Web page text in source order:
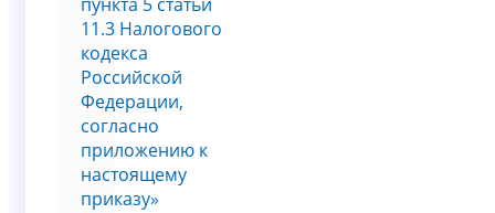
11.3 Налогового
кодекса
Российской
Федерации,
согласно
приложению к
настоящему
приказу»